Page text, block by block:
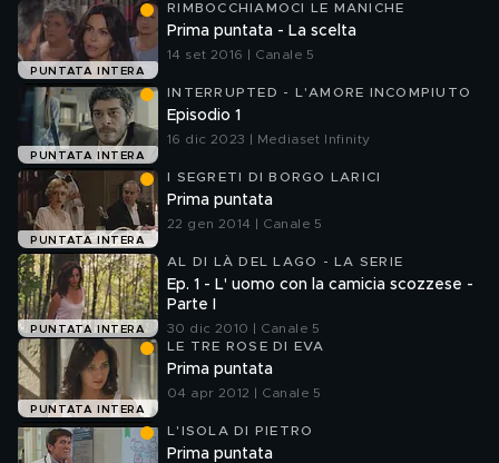
PUNTATA INTERA
RIMBOCCHIAMOCI LE MANICHE
Prima puntata - La scelta
14 set 2016 | Canale 5
PUNTATA INTERA
INTERRUPTED - L'AMORE INCOMPIUTO
Episodio 1
16 dic 2023 | Mediaset Infinity
PUNTATA INTERA
I SEGRETI DI BORGO LARICI
Prima puntata
22 gen 2014 | Canale 5
PUNTATA INTERA
AL DI LÀ DEL LAGO - LA SERIE
Ep. 1 - L' uomo con la camicia scozzese -
Parte I
30 dic 2010 | Canale 5
PUNTATA INTERA
LE TRE ROSE DI EVA
Prima puntata
04 apr 2012 | Canale 5
L'ISOLA DI PIETRO
Prima puntata